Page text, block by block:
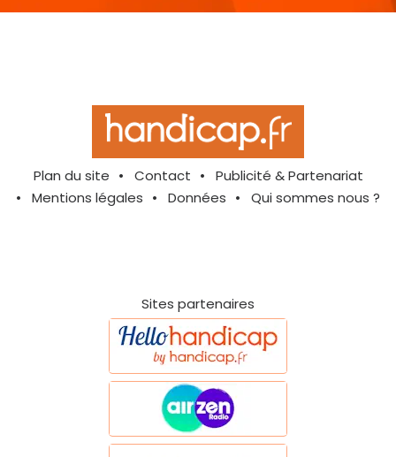
Plan du site Contact
Publicité & Partenariat
Mentions légales
Données Qui sommes nous ?
Sites partenaires